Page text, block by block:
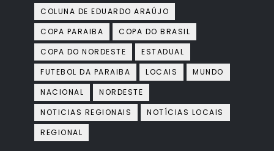
COLUNA DE EDUARDO ARAÚJO
COPA PARAIBA
COPA DO BRASIL
COPA DO NORDESTE
ESTADUAL
FUTEBOL DA PARAIBA
LOCAIS
MUNDO
NACIONAL
NORDESTE
NOTICIAS REGIONAIS
NOTÍCIAS LOCAIS
REGIONAL